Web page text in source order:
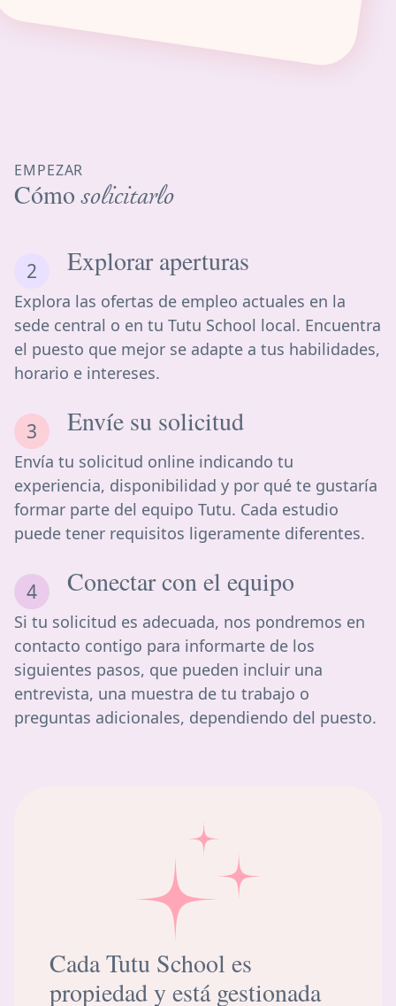
EMPEZAR
Cómosolicitarlo
Explorar aperturas
Explora las ofertas de empleo actuales en la
sede central o en tu Tutu School local. Encuentra
el puesto que mejor se adapte a tus habilidades,
horario e intereses.
Envíe su solicitud
Envía tu solicitud online indicando tu
experiencia, disponibilidad y por qué te gustaría
formar parte del equipo Tutu. Cada estudio
puede tener requisitos ligeramente diferentes.
Conectar con el equipo
Si tu solicitud es adecuada, nos pondremos en
contacto contigo para informarte de los
siguientes pasos, que pueden incluir una
entrevista, una muestra de tu trabajo o
preguntas adicionales, dependiendo del puesto.
Cada Tutu School es
propiedad y está gestionada